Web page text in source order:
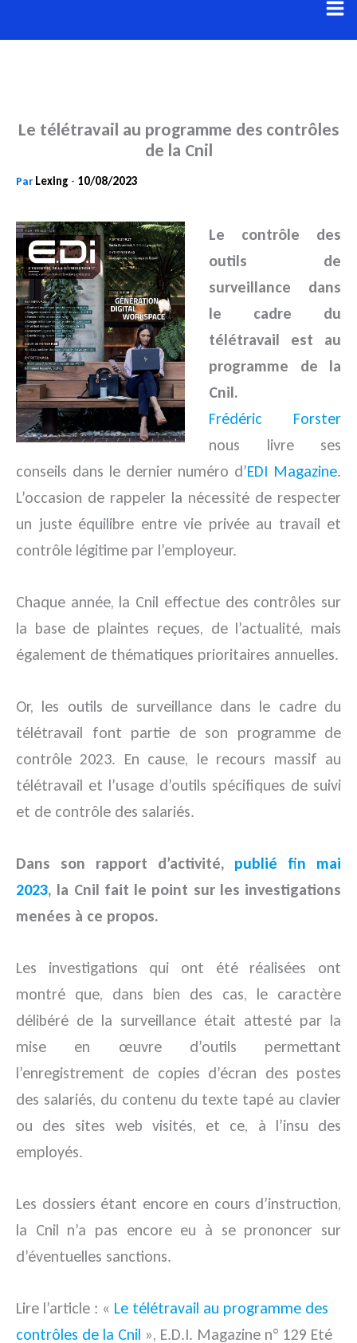
au
Le télétravail au programme des contrôles
de la Cnil
Par Lexing - 10/08/2023
Le contrôle des
outils de
surveillance dans
le cadre du
télétravail est au
programme de la
Cnil.
Frédéric Forster
nous livre ses
conseils dans le dernier numéro d’EDI Magazine.
L’occasion de rappeler la nécessité de respecter
un juste équilibre entre vie privée au travail et
contrôle légitime par l’employeur.
Chaque année, la Cnil effectue des contrôles sur
la base de plaintes reçues, de l’actualité, mais
également de thématiques prioritaires annuelles.
Or, les outils de surveillance dans le cadre du
télétravail font partie de son programme de
contrôle 2023. En cause, le recours massif au
télétravail et l’usage d’outils spécifiques de suivi
et de contrôle des salariés.
Dans son rapport d’activité, publié fin mai
2023, la Cnil fait le point sur les investigations
menées à ce propos.
Les investigations qui ont été réalisées ont
montré que, dans bien des cas, le caractère
délibéré de la surveillance était attesté par la
mise en œuvre d’outils permettant
l’enregistrement de copies d’écran des postes
des salariés, du contenu du texte tapé au clavier
ou des sites web visités, et ce, à l’insu des
employés.
Les dossiers étant encore en cours d’instruction,
la Cnil n’a pas encore eu à se prononcer sur
d’éventuelles sanctions.
Lire l’article : « Le télétravail au programme des
contrôles de la Cnil », E.D.I. Magazine n° 129 Eté